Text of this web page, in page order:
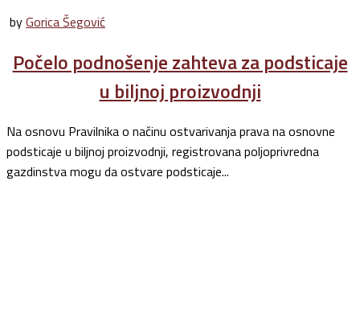
byGorica Šegović
Počelo podnošenje zahteva za podsticaje
u biljnoj proizvodnji
Na osnovu Pravilnika o načinu ostvarivanja prava na osnovne
podsticaje u biljnoj proizvodnji, registrovana poljoprivredna
gazdinstva mogu da ostvare podsticaje...